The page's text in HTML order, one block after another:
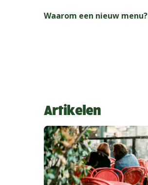
Waarom een nieuw menu?
Artikelen